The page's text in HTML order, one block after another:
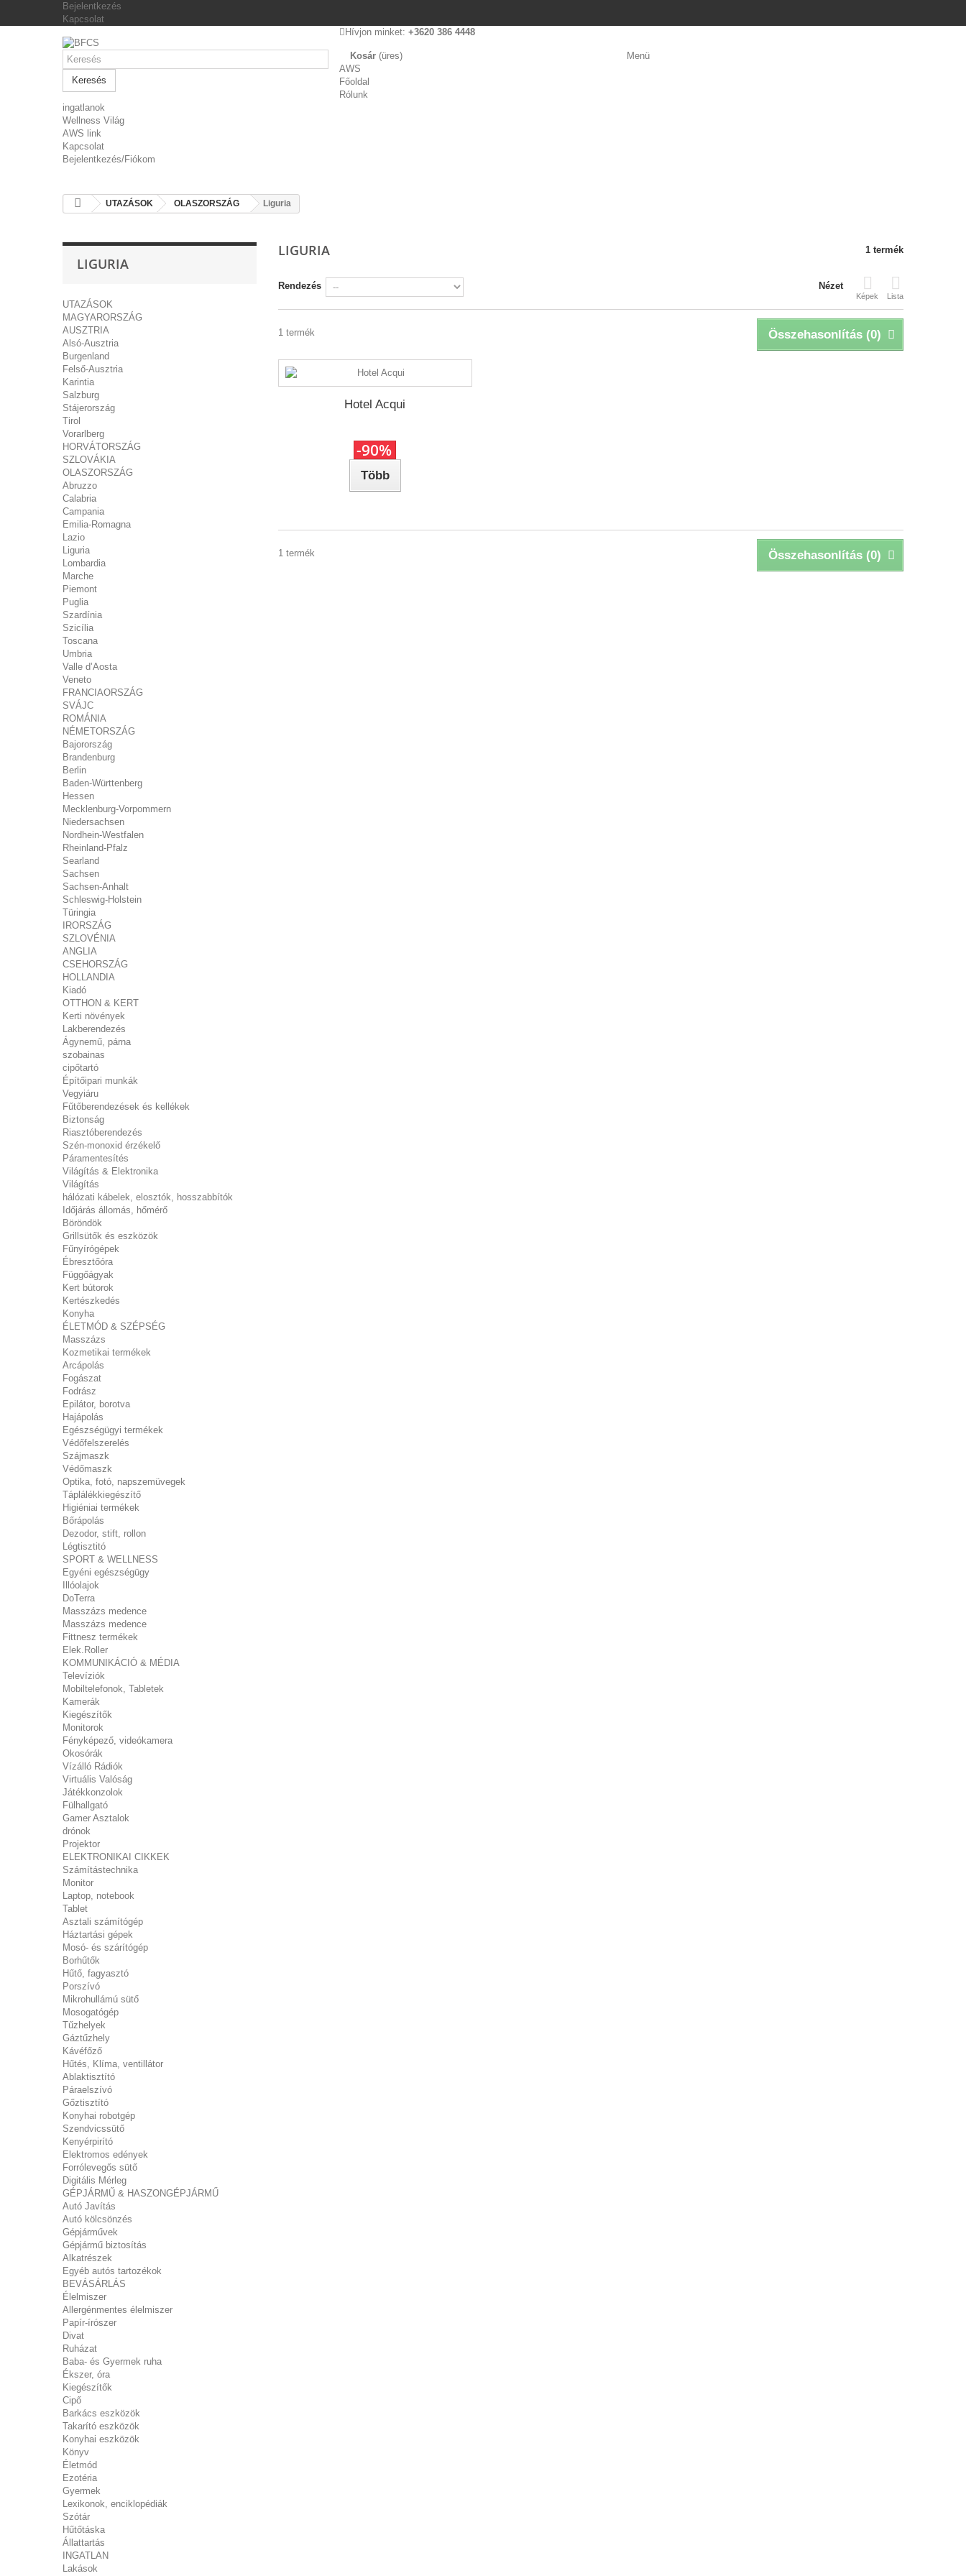
Bejelentkezés
Kapcsolat
Hívjon minket: +3620 386 4448
Keresés
Kosár (üres)
Menü
AWS
Főoldal
Rólunk
ingatlanok
Wellness Világ
AWS link
Kapcsolat
Bejelentkezés/Fiókom
UTAZÁSOK OLASZORSZÁG Liguria
LIGURIA
UTAZÁSOK
MAGYARORSZÁG
AUSZTRIA
Alsó-Ausztria
Burgenland
Felső-Ausztria
Karintia
Salzburg
Stájerország
Tirol
Vorarlberg
HORVÁTORSZÁG
SZLOVÁKIA
OLASZORSZÁG
Abruzzo
Calabria
Campania
Emilia-Romagna
Lazio
Liguria
Lombardia
Marche
Piemont
Puglia
Szardínia
Szicília
Toscana
Umbria
Valle d’Aosta
Veneto
FRANCIAORSZÁG
SVÁJC
ROMÁNIA
NÉMETORSZÁG
Bajorország
Brandenburg
Berlin
Baden-Württenberg
Hessen
Mecklenburg-Vorpommern
Niedersachsen
Nordhein-Westfalen
Rheinland-Pfalz
Searland
Sachsen
Sachsen-Anhalt
Schleswig-Holstein
Türingia
IRORSZÁG
SZLOVÉNIA
ANGLIA
CSEHORSZÁG
HOLLANDIA
Kiadó
OTTHON & KERT
Kerti növények
Lakberendezés
Ágynemű, párna
szobainas
cipőtartó
Építőipari munkák
Vegyiáru
Fűtőberendezések és kellékek
Biztonság
Riasztóberendezés
Szén-monoxid érzékelő
Páramentesítés
Világítás & Elektronika
Világítás
hálózati kábelek, elosztók, hosszabbítók
Időjárás állomás, hőmérő
Böröndök
Grillsütők és eszközök
Fűnyírógépek
Ébresztőóra
Függőágyak
Kert bútorok
Kertészkedés
Konyha
ÉLETMÓD & SZÉPSÉG
Masszázs
Kozmetikai termékek
Arcápolás
Fogászat
Fodrász
Epilátor, borotva
Hajápolás
Egészségügyi termékek
Védőfelszerelés
Szájmaszk
Védőmaszk
Optika, fotó, napszemüvegek
Táplálékkiegészítő
Higiéniai termékek
Bőrápolás
Dezodor, stift, rollon
Légtisztitó
SPORT & WELLNESS
Egyéni egészségügy
Illóolajok
DoTerra
Masszázs medence
Masszázs medence
Fittnesz termékek
Elek.Roller
KOMMUNIKÁCIÓ & MÉDIA
Televíziók
Mobiltelefonok, Tabletek
Kamerák
Kiegészítők
Monitorok
Fényképező, videókamera
Okosórák
Vízálló Rádiók
Virtuális Valóság
Játékkonzolok
Fülhallgató
Gamer Asztalok
drónok
Projektor
ELEKTRONIKAI CIKKEK
Számítástechnika
Monitor
Laptop, notebook
Tablet
Asztali számítógép
Háztartási gépek
Mosó- és szárítógép
Borhűtők
Hűtő, fagyasztó
Porszívó
Mikrohullámú sütő
Mosogatógép
Tűzhelyek
Gáztűzhely
Kávéfőző
Hűtés, Klíma, ventillátor
Ablaktisztító
Páraelszívó
Gőztisztító
Konyhai robotgép
Szendvicssütő
Kenyérpirító
Elektromos edények
Forrólevegős sütő
Digitális Mérleg
GÉPJÁRMŰ & HASZONGÉPJÁRMŰ
Autó Javítás
Autó kölcsönzés
Gépjárművek
Gépjármű biztosítás
Alkatrészek
Egyéb autós tartozékok
BEVÁSÁRLÁS
Élelmiszer
Allergénmentes élelmiszer
Papír-írószer
Divat
Ruházat
Baba- és Gyermek ruha
Ékszer, óra
Kiegészítők
Cipő
Barkács eszközök
Takarító eszközök
Konyhai eszközök
Könyv
Életmód
Ezotéria
Gyermek
Lexikonok, enciklopédiák
Szótár
Hűtőtáska
Állattartás
INGATLAN
Lakások
LIGURIA 1 termék
Nézet
Képek Lista
Rendezés
Összehasonlítás (0)
1 termék
Hotel Acqui
-90%
Több
Összehasonlítás (0)
1 termék